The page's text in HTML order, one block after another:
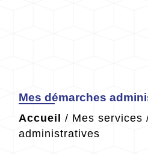
Mes démarches
Accueil / Mes services
administratives